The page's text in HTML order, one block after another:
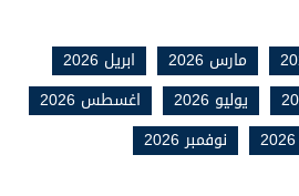
مارس 2026
ابريل 2026
يوليو 2026
اغسطس 2026
نوفمبر 2026